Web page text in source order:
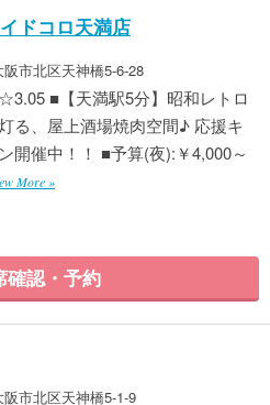
ドコロ天満店
阪市北区天神橋5-6-28
■【天満駅5分】昭和レトロ
る、屋上酒場焼肉空間♪ 応援キ
開催中！！ ■予算(夜):￥4,000～
More »
認・予約
阪市北区天神橋5-1-9